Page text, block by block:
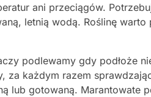
ani przeciągów.
letnią wodą. Roślinę
podlewamy gdy podłoże
każdym razem
lub gotowaną. Marantowate